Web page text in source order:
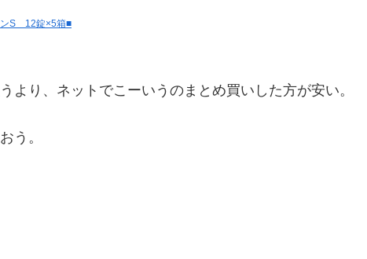
ンS 12錠×5箱■
より、ネットでこーいうのまとめ買いした方が安い。
う。